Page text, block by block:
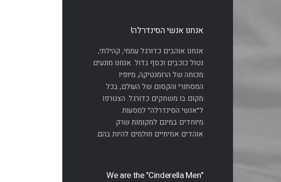
אנחנו אנשי הסינדרלה!
אנחנו אוהבים כדורגל עממי, קהילתי,
נטול כוכבים וכסף גדול. אנחנו מונעים
מכוחה של הרומנטיקה, מיופיו
המסתורי והקסום של העולם, בכל
מקום בו משחקים כדורגל. הצטרפו
ל״אנשי הסינדרלה״ למסעות
מיוחדים במינם למקומות שרק
אוהדים אמיתיים חולמים להיות בהם.
"We are the "Cinderella Men